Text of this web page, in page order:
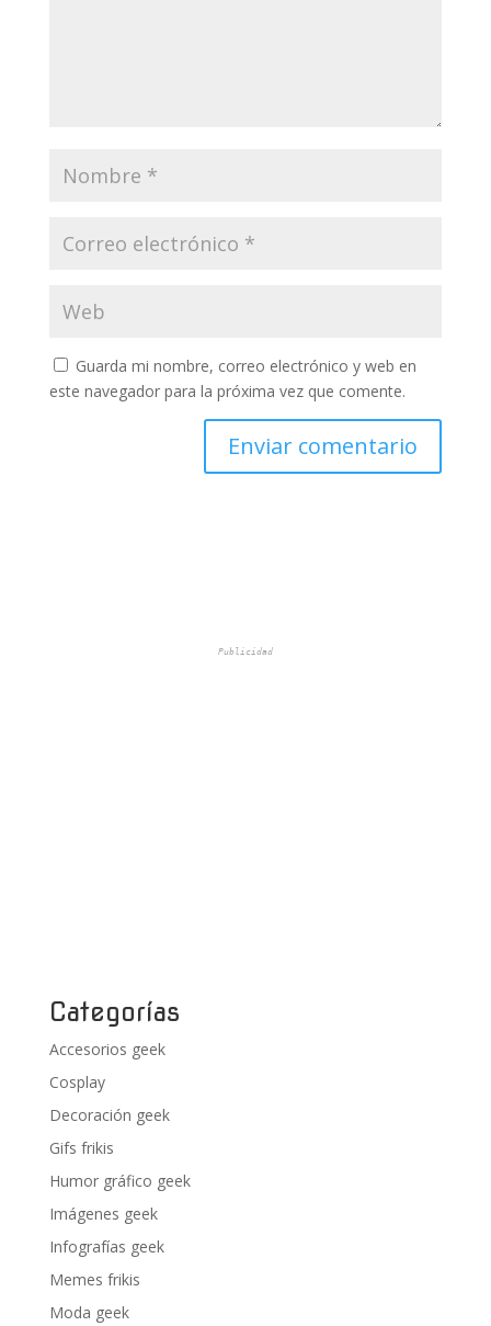
Guarda mi nombre, correo electrónico y web en
este navegador para la próxima vez que comente.
Publicidad
Categorías
Accesorios geek
Cosplay
Decoración geek
Gifs frikis
Humor gráfico geek
Imágenes geek
Infografías geek
Memes frikis
Moda geek